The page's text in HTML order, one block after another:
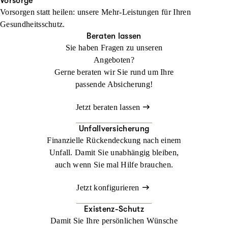
Jetzt konfigurieren Beraten lassen
zur Herausforderung werden. Mit der
Auslandsreisekrankenversicherung sind Sie weltweit bestens
Beraten lassen
Vorsorgen statt heilen: unsere Mehr-Leistungen für Ihren
Gesundheitsschutz.
Beraten lassen
Sie haben Fragen zu unseren
Angeboten?
Gerne beraten wir Sie rund um Ihre
passende Absicherung!
Jetzt beraten lassen
Unfallversicherung
Finanzielle Rückendeckung nach einem
Unfall. Damit Sie unabhängig bleiben,
auch wenn Sie mal Hilfe brauchen.
Jetzt konfigurieren
Existenz-Schutz
Damit Sie Ihre persönlichen Wünsche